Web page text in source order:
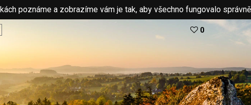
poznáme a zobrazíme vám je tak, aby všechno fungovalo
0